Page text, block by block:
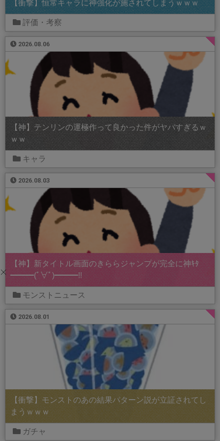
【衝撃】恒常キャラに神強化が施されてしまうｗｗｗ
評価・考察
2026.08.06
【神】テンリンの運極作って良かった件がヤバすぎるｗ
ｗｗ
キャラ
2026.08.03
【神】新タイトル画面のきららジャンプが完全に神ｷﾀ
━━━(ﾟ∀ﾟ)━━━!!
モンストニュース
2026.08.01
【衝撃】モンストのあの結果パターン説が立証されてし
まうｗｗｗ
ガチャ